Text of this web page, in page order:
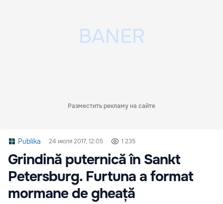
Разместить рекламу на сайте
Publika 24 июля 2017, 12:05 1 235
Grindină puternică în Sankt
Petersburg. Furtuna a format
mormane de gheață